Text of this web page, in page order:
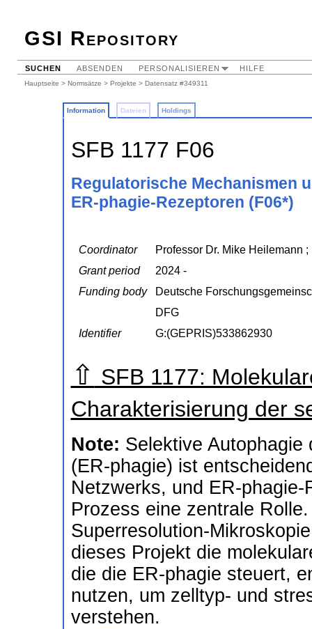
GSI Repository
SUCHEN ABSENDEN PERSONALISIEREN HILFE
Hauptseite > Normsätze > Projekte > Datensatz #349311
Information Dateien Holdings
SFB 1177 F06
Regulatorische Mechanismen
ER-phagie-Rezeptoren (F06*)
Coordinator
Professor Dr. Mike Heilemann
Grant period
2024 -
Funding body
Deutsche
DFG
Identifier
G:(GEPRIS)533862930
⇧ SFB 1177:
Charakterisierung der
Note: Selektive Autophagie
(ER-phagie) ist
Netzwerks, und ER-
Prozess eine zentrale
Superresolution-
dieses Projekt die
die die ER-phagie steuert,
nutzen, um zelltyp- und
verstehen.